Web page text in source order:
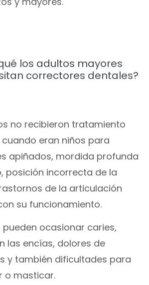
los adultos mayores
correctores dentales?
no recibieron tratamiento
eran niños para
apiñados, mordida profunda
posición incorrecta de la
de la articulación
su funcionamiento.
pueden ocasionar caries,
las encías, dolores de
y también dificultades para
o masticar.